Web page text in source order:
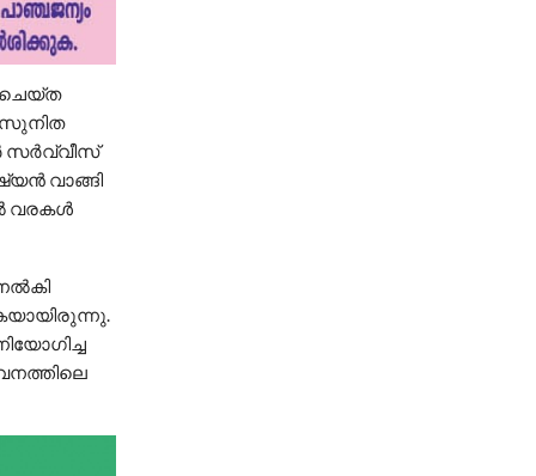
ചെയ്ത
സുനിത
സർവ്വീസ്
വാങ്ങി
വരകൾ